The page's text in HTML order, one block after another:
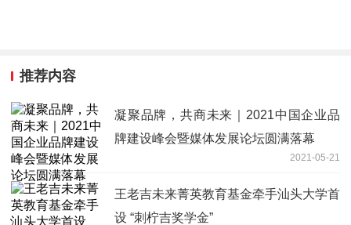
推荐内容
凝聚品牌，共商未来｜2021中国企业品
牌建设峰会暨媒体发展论坛圆满落幕
2021-05-21
王老吉未来菁英教育基金牵手汕头大学首
设 “刺柠吉奖学金”